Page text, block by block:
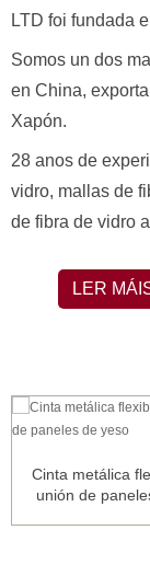
LTD foi fundada
Somos un dos
en China,
Xapón.
28 anos de
vidro, mallas de
de fibra de vidro
LER
Cinta metálica
unión de